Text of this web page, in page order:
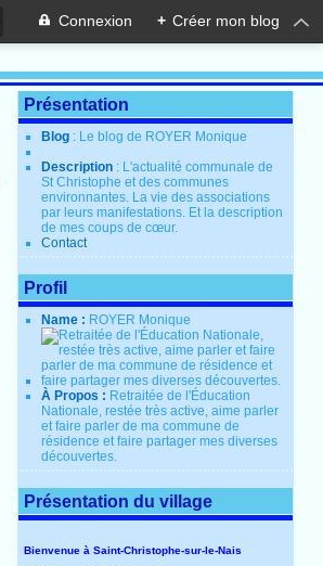
Connexion + Créer mon blog
Présentation
Blog : Le blog de ROYER Monique
Description : L'actualité communale de
St Christophe et des communes
environnantes. La vie des associations
par leurs manifestations. Et la description
de mes coups de cœur.
Contact
Profil
Name : ROYER Monique
À Propos : Retraitée de l'Éducation
Nationale, restée très active, aime parler
et faire parler de ma commune de
résidence et faire partager mes diverses
découvertes.
Présentation du village
Bienvenue à Saint-Christophe-sur-le-Nais